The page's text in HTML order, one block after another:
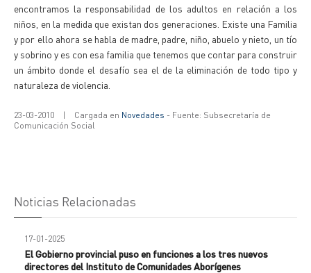
encontramos la responsabilidad de los adultos en relación a los
niños, en la medida que existan dos generaciones. Existe una Familia
y por ello ahora se habla de madre, padre, niño, abuelo y nieto, un tío
y sobrino y es con esa familia que tenemos que contar para construir
un ámbito donde el desafío sea el de la eliminación de todo tipo y
naturaleza de violencia.
23-03-2010 | Cargada en Novedades - Fuente: Subsecretaría de
Comunicación Social
Noticias Relacionadas
17-01-2025
El Gobierno provincial puso en funciones a los tres nuevos
directores del Instituto de Comunidades Aborígenes